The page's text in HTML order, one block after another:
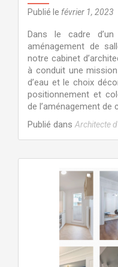
Publié le février 1, 2023
Dans le cadre
aménagement de
notre cabinet
à conduit une
d’eau et le choix
positionnement et
de l’aménagement de
Publié dans Architecte